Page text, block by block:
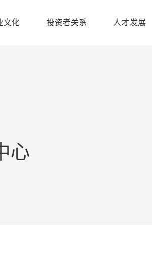
文化 投资者关系 人才发展
心